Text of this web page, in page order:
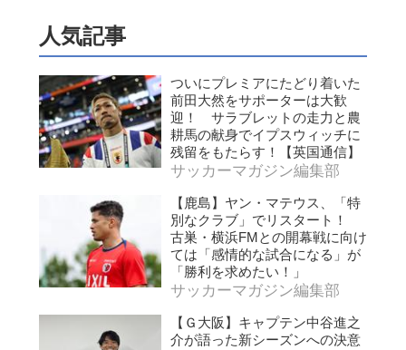
人気記事
ついにプレミアにたどり着いた
前田大然をサポーターは大歓
迎！ サラブレットの走力と農
耕馬の献身でイプスウィッチに
残留をもたらす！【英国通信】
サッカーマガジン編集部
【鹿島】ヤン・マテウス、「特
別なクラブ」でリスタート！
古巣・横浜FMとの開幕戦に向け
ては「感情的な試合になる」が
「勝利を求めたい！」
サッカーマガジン編集部
【Ｇ大阪】キャプテン中谷進之
介が語った新シーズンへの決意